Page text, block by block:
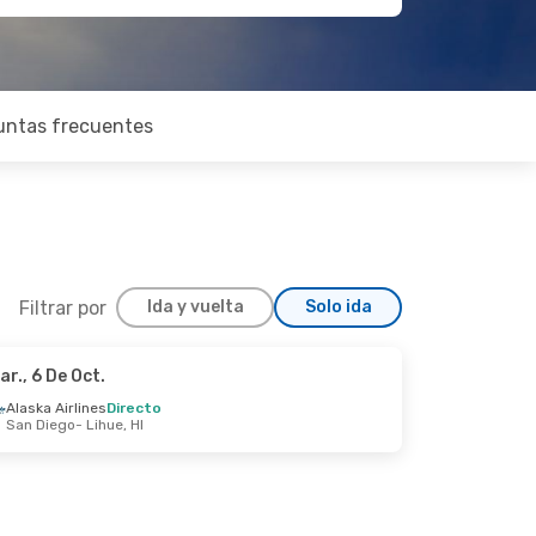
frecuentes
Filtrar por Ida y vuelta Solo ida
1 Escala
6 De Oct.
Alaska AirlinesDirecto
San Diego- Lihue, HI